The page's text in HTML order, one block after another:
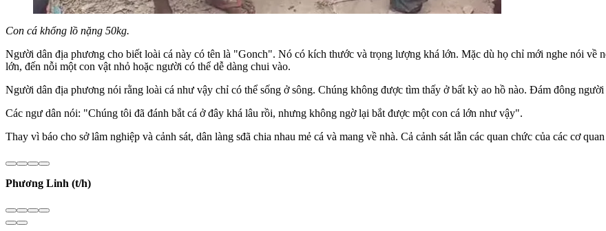
Con cá khổng lồ nặng 50kg.
Người dân địa phương cho biết loài cá này có tên là "Gonch". Nó có kích thước và trọng lượng khá lớn. Mặc dù họ chỉ mới nghe nói về
lớn, đến nỗi một con vật nhỏ hoặc người có thể dễ dàng chui vào.
Người dân địa phương nói rằng loài cá như vậy chỉ có thể sống ở sông. Chúng không được tìm thấy ở bất kỳ ao hồ nào. Đám đông người
Các ngư dân nói: "Chúng tôi đã đánh bắt cá ở đây khá lâu rồi, nhưng không ngờ lại bắt được một con cá lớn như vậy".
Thay vì báo cho sở lâm nghiệp và cảnh sát, dân làng sđã chia nhau mẻ cá và mang về nhà. Cả cảnh sát lẫn các quan chức của các cơ
Phương Linh (t/h)